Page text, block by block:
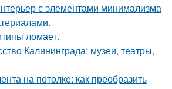
с элементами минимализма
ломает.
Калининграда: музеи, театры,
на потолке: как преобразить